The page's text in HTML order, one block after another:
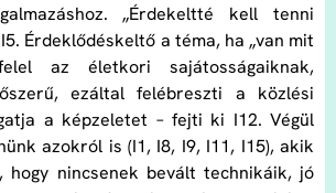
„Érdekeltté kell tenni
Érdeklődéskeltő a téma, ha „van mit
az életkori sajátosságaiknak,
ezáltal felébreszti a közlési
a képzeletet – fejti ki I12. Végül
azokról is (I1, I8, I9, I11, I15), akik
hogy nincsenek bevált technikáik, jó